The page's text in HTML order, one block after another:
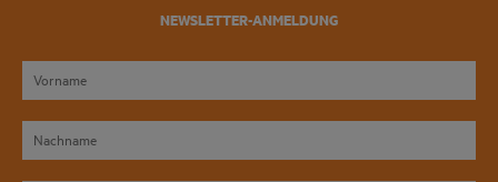
NEWSLETTER-ANMELDUNG